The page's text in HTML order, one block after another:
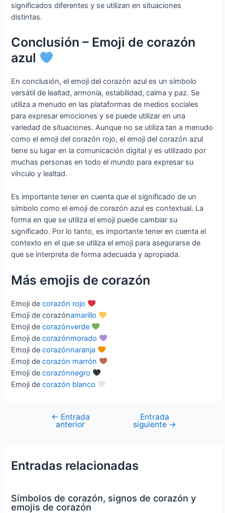
significados diferentes y se utilizan en situaciones
distintas.
Conclusión – Emoji de corazón
azul
En conclusión, el emoji del corazón azul es un símbolo
versátil de lealtad, armonía, estabilidad, calma y paz. Se
utiliza a menudo en las plataformas de medios sociales
para expresar emociones y se puede utilizar en una
variedad de situaciones. Aunque no se utiliza tan a menudo
como el emoji del corazón rojo, el emoji del corazón azul
tiene su lugar en la comunicación digital y es utilizado por
muchas personas en todo el mundo para expresar su
vínculo y lealtad.
Es importante tener en cuenta que el significado de un
símbolo como el emoji de corazón azul es contextual. La
forma en que se utiliza el emoji puede cambiar su
significado. Por lo tanto, es importante tener en cuenta el
contexto en el que se utiliza el emoji para asegurarse de
que se interpreta de forma adecuada y apropiada.
Más emojis de corazón
Emoji decorazón rojo
Emoji de corazónamarillo
Emoji decorazónverde
Emoji decorazónmorado
Emoji decorazónnaranja
Emoji decorazón marrón
Emoji decorazónnegro
Emoji decorazón blanco
Navegación
← Entrada
anterior
Entrada
siguiente →
Entradas relacionadas
Símbolos de corazón, signos de corazón y
emojis de corazón